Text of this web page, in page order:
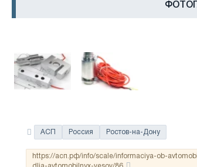
АСП Россия Ростов-на-Дону
https://асп.рф/info/scale/informaciya-ob-